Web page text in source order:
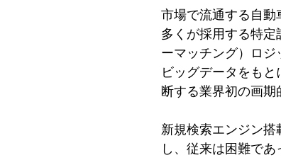
市場で流通する自
多くが採用する特定
ーマッチング）ロ
ビッグデータをも
断する業界初の画期
新規検索エンジン
し、従来は困難で